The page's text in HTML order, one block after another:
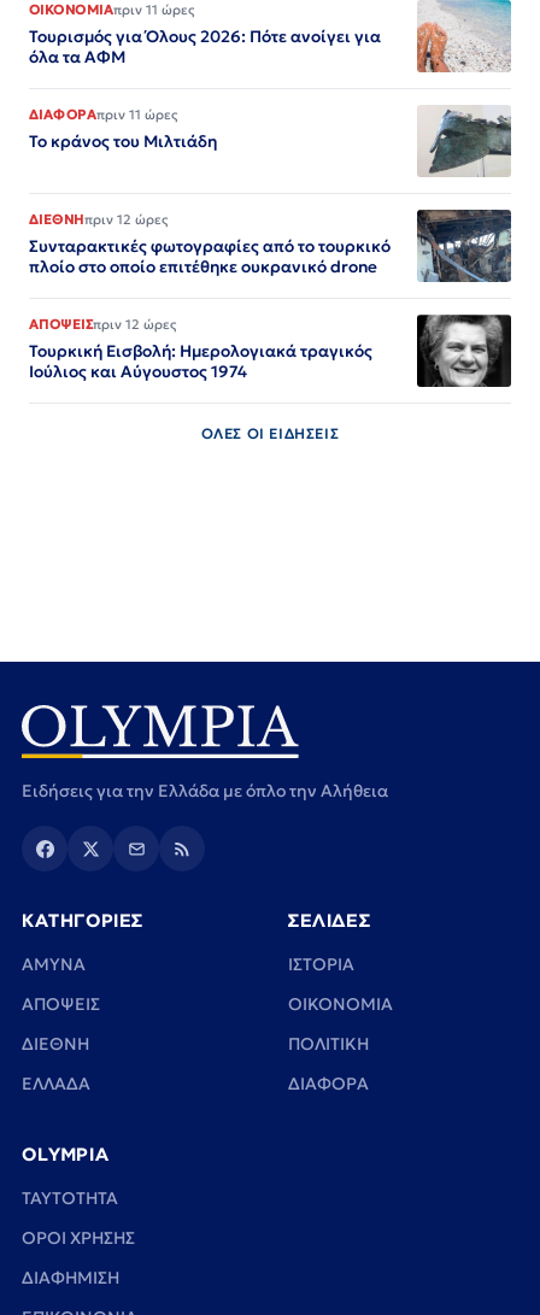
ΟΙΚΟΝΟΜΙΑπριν 11 ώρες
Τουρισμός για Όλους 2026: Πότε ανοίγει για
όλα τα ΑΦΜ
ΔΙΑΦΟΡΑπριν 11 ώρες
Το κράνος του Μιλτιάδη
ΔΙΕΘΝΗπριν 12 ώρες
Συνταρακτικές φωτογραφίες από το τουρκικό
πλοίο στο οποίο επιτέθηκε ουκρανικό drone
ΑΠΟΨΕΙΣπριν 12 ώρες
Τουρκική Εισβολή: Ημερολογιακά τραγικός
Ιούλιος και Αύγουστος 1974
ΟΛΕΣ ΟΙ ΕΙΔΗΣΕΙΣ
Ειδήσεις για την Ελλάδα με όπλο την Αλήθεια
ΚΑΤΗΓΟΡΙΕΣ
ΑΜΥΝΑ
ΑΠΟΨΕΙΣ
ΔΙΕΘΝΗ
ΕΛΛΑΔΑ
ΣΕΛΙΔΕΣ
ΙΣΤΟΡΙΑ
ΟΙΚΟΝΟΜΙΑ
ΠΟΛΙΤΙΚΗ
ΔΙΑΦΟΡΑ
OLYMPIA
TAYTOTHTA
ΟΡΟΙ ΧΡΗΣΗΣ
ΔΙΑΦΗΜΙΣΗ